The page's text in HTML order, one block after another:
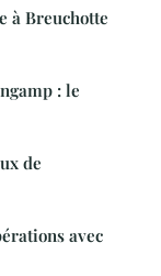
à Breuchotte
: le
de
avec